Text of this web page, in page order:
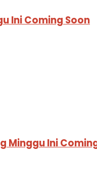
Ini Coming Soon
Minggu Ini